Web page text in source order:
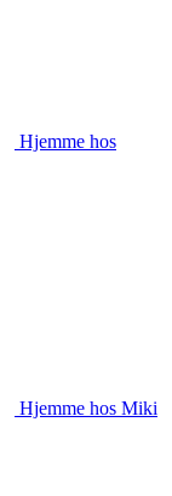
Hjemme hos
Hjemme hos Miki